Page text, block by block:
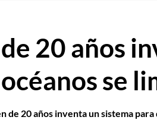
20 años
se
de 20 años inventa un sistema